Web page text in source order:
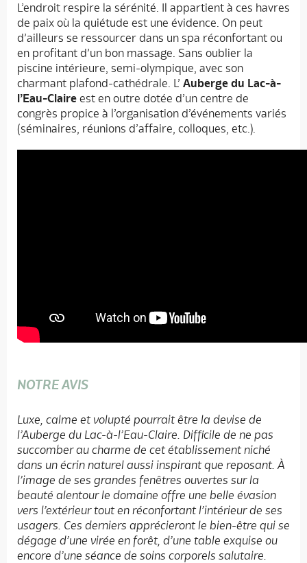
L’endroit respire la sérénité. Il appartient à ces havres
de paix où la quiétude est une évidence. On peut
d’ailleurs se ressourcer dans un spa réconfortant ou
en profitant d’un bon massage. Sans oublier la
piscine intérieure, semi-olympique, avec son
charmant plafond-cathédrale. L’ Auberge du Lac-à-
l’Eau-Claire est en outre dotée d’un centre de
congrès propice à l’organisation d’événements variés
(séminaires, réunions d’affaire, colloques, etc.).
NOTRE AVIS
Luxe, calme et volupté pourrait être la devise de
l’Auberge du Lac-à-l’Eau-Claire. Difficile de ne pas
succomber au charme de cet établissement niché
dans un écrin naturel aussi inspirant que reposant. À
l’image de ses grandes fenêtres ouvertes sur la
beauté alentour le domaine offre une belle évasion
vers l’extérieur tout en réconfortant l’intérieur de ses
usagers. Ces derniers apprécieront le bien-être qui se
dégage d’une virée en forêt, d’une table exquise ou
encore d’une séance de soins corporels salutaire.